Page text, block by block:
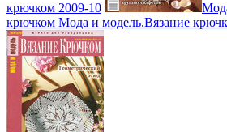
крючком 2009-10
крючком Мода и модель.Вязание